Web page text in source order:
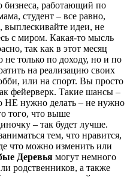
бизнеса, работающий по
студент – все равно,
выплескивайте идеи, не
с миром. Какая-то мысль
так как в этот месяц
только по доходу, но и по
на реализацию своих
или на спорт. Вы просто
фейерверк. Такие шансы –
НЕ нужно делать – не нужно
того, что выше
– так будет лучше.
тем, что нравится,
что можно изменить или
Деревья могут немного
родственников, а также